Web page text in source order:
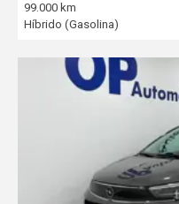
99.000 km
Híbrido (Gasolina)